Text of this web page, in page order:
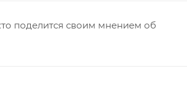
поделится своим мнением об